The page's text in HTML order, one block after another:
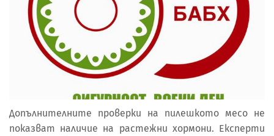
Допълнителните проверки на пилешкото месо не
показват наличие на растежни хормони. Експерти